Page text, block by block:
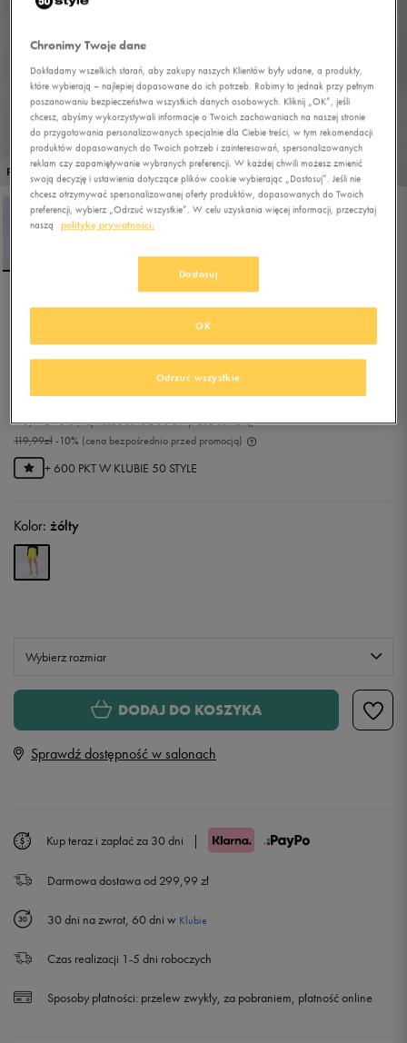
PROMO: DO -30%
NIKE LEGGINGS
119,99zł-10% (cena bezpośrednio przed promocją)
116,99zł-8%(najniższa cena z 30 dni przed obniżką)
107,99złz Vat
+ 600 PKT W KLUBIE 50 STYLE
Kolor: żółty
Wybierz rozmiar
S
DODAJ DO KOSZYKA
Sprawdź dostępność w salonach
Kup teraz i zapłać za 30 dni |
Darmowa dostawa od 299,99 zł
30 dni na zwrot, 60 dni w Klubie
Czas realizacji 1-5 dni roboczych
Sposoby płatności: przelew zwykły, za pobraniem, płatność online
Chronimy Twoje dane
Dokładamy wszelkich starań, aby zakupy naszych Klientów były udane, a produkty,
które wybierają – najlepiej dopasowane do ich potrzeb. Robimy to jednak przy pełnym
poszanowaniu bezpieczeństwa wszystkich danych osobowych. Kliknij „OK”, jeśli
chcesz, abyśmy wykorzystywali informacje o Twoich zachowaniach na naszej stronie
do przygotowania personalizowanych specjalnie dla Ciebie treści, w tym rekomendacji
produktów dopasowanych do Twoich potrzeb i zainteresowań, spersonalizowanych
reklam czy zapamiętywanie wybranych preferencji. W każdej chwili możesz zmienić
swoją decyzję i ustawienia dotyczące plików cookie wybierając „Dostosuj”. Jeśli nie
chcesz otrzymywać spersonalizowanej oferty produktów, dopasowanych do Twoich
preferencji, wybierz „Odrzuć wszystkie”. W celu uzyskania więcej informacji, przeczytaj
naszą
politykę prywatności.
Dostosuj
Odrzuć wszystkie
OK